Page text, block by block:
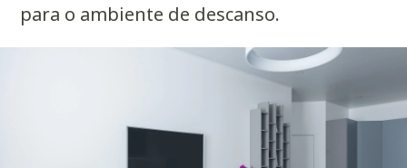
para o ambiente de descanso.